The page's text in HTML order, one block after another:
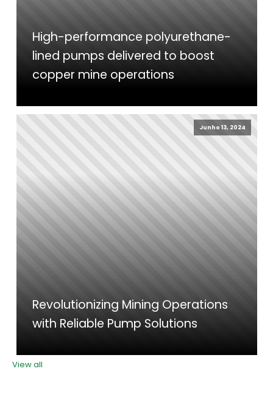
High-performance polyurethane-
lined pumps delivered to boost
copper mine operations
Junho 13, 2024
Revolutionizing Mining Operations
with Reliable Pump Solutions
View all